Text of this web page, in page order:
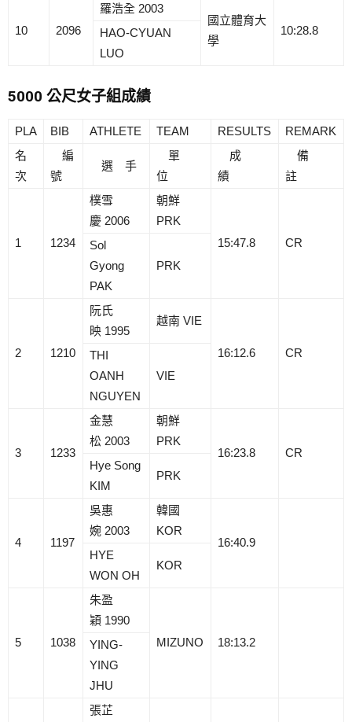
10 2096
羅浩全 2003
國立體育大
學
10:28.8
HAO-CYUAN
LUO
5000 公尺女子組成績
PLA BIB ATHLETE TEAM RESULTS
REMARK
名
次
編
號
選 手
單
位
成
績
備
註
1 1234
樸雪
慶 2006
朝鮮
PRK
15:47.8
CR
Sol
Gyong
PAK
PRK
2 1210
阮氏
映 1995
越南 VIE
16:12.6 CR
THI
OANH
NGUYEN
VIE
3 1233
金慧
松 2003
朝鮮
PRK
16:23.8
CR
Hye Song
KIM
PRK
4 1197
吳惠
婉 2003
韓國
KOR
16:40.9
HYE
WON OH
KOR
5 1038
朱盈
穎 1990
MIZUNO
18:13.2
YING-
YING
JHU
張芷